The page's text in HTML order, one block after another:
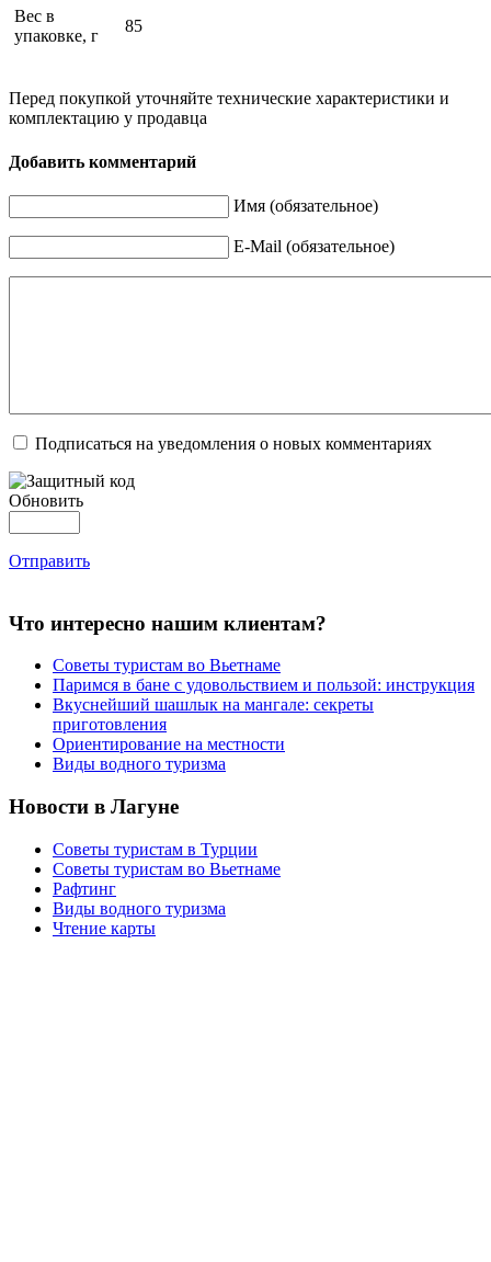
Вес в
упаковке, г
85
Перед покупкой уточняйте технические характеристики и
комплектацию у продавца
Добавить комментарий
Имя (обязательное)
E-Mail (обязательное)
Подписаться на уведомления о новых комментариях
Обновить
Отправить
Что интересно нашим клиентам?
Советы туристам во Вьетнаме
Паримся в бане с удовольствием и пользой: инструкция
Вкуснейший шашлык на мангале: секреты
приготовления
Ориентирование на местности
Виды водного туризма
Новости в Лагуне
Советы туристам в Турции
Советы туристам во Вьетнаме
Рафтинг
Виды водного туризма
Чтение карты